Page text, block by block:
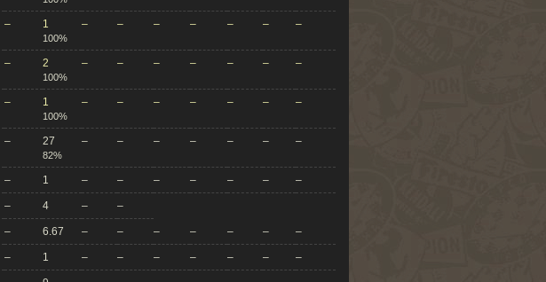
– 1
100%
– – – – – – –
– 2
100%
– – – – – – –
– 1
100%
– – – – – – –
– 27
82%
– – – – – – –
– 1 – – – – – – –
– 4 – –
– 6.67 – – – – – – –
– 1 – – – – – – –